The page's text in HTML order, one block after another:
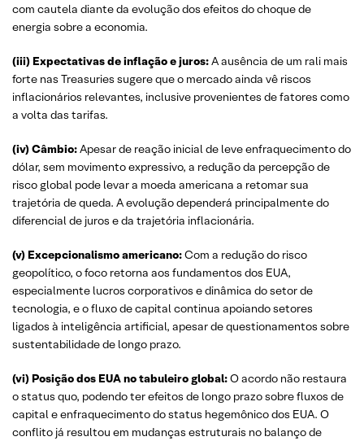
com cautela diante da evolução dos efeitos do choque de
energia sobre a economia.
(iii) Expectativas de inflação e juros:A ausência de um rali mais
forte nas Treasuries sugere que o mercado ainda vê riscos
inflacionários relevantes, inclusive provenientes de fatores como
a volta das tarifas.
(iv)Câmbio:Apesar de reação inicial de leve enfraquecimento do
dólar, sem movimento expressivo, a redução da percepção de
risco global pode levar a moeda americana a retomar sua
trajetória de queda. A evolução dependerá principalmente do
diferencial de juros e da trajetória inflacionária.
(v) Excepcionalismo americano:Com a redução do risco
geopolítico, o foco retorna aos fundamentos dos EUA,
especialmente lucros corporativos e dinâmica do setor de
tecnologia, e o fluxo de capital continua apoiando setores
ligados à inteligência artificial, apesar de questionamentos sobre
sustentabilidade de longo prazo.
(vi) Posição dos EUA no tabuleiro global:O acordo não restaura
o status quo, podendo ter efeitos de longo prazo sobre fluxos de
capital e enfraquecimento do status hegemônico dos EUA. O
conflito já resultou em mudanças estruturais no balanço de